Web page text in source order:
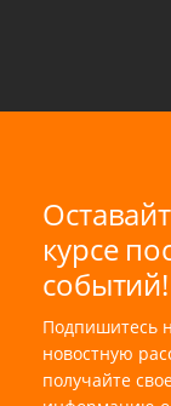
курсе
событий!
Подпишитесь
новостную
получайте